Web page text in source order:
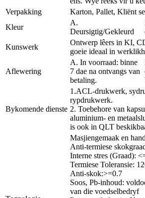
Verpakking
Karton, Pallet, Kliënt
Kleur
A.
Deursigtig/Gekleurd
Kunswerk
Ontwerp lêers in KI,
goeie ideaal in
Aflewering
A. In voorraad: binne
7 dae na ontvangs van
betaling.
Bykomende dienste
1.ACL-drukwerk,
rypdrukwerk.
2. Toebehore van
aluminium- en
is ook in QLT
Masjiengemaak en
Anti-termiese
Interne stres (Graad):
Termiese Toleransie:
Anti-skok:>=0.7
Soos, Pb-inhoud:
van die voedselbedryf